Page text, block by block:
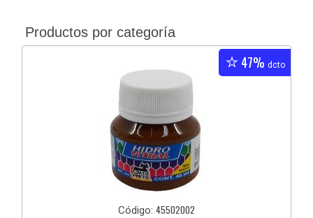
Productos por categoría
47% dcto
Código: 45502002